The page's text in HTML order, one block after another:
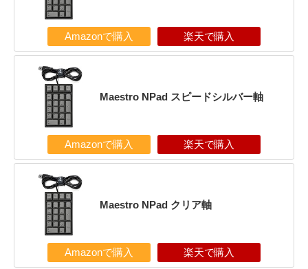
Amazonで購入 楽天で購入
Maestro NPad スピードシルバー軸
Amazonで購入 楽天で購入
Maestro NPad クリア軸
Amazonで購入 楽天で購入